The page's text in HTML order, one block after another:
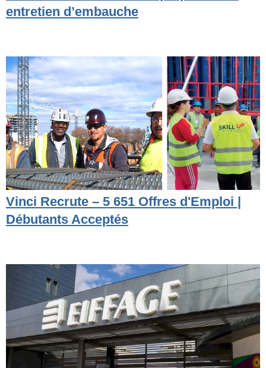
entretien d’embauche
Vinci Recrute – 5 651 Offres d'Emploi |
Débutants Acceptés